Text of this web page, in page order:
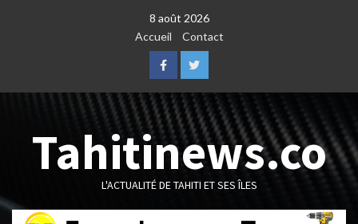
8 août 2026
Accueil
Contact
FacebookTwitter
Tahitinews.co
L'ACTUALITÉ DE TAHITI ET SES ÎLES